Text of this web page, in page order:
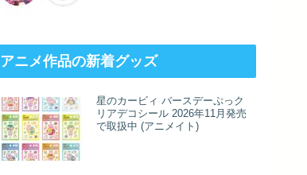
アニメ作品の新着グッズ
星のカービィ バースデーぷっク
リアデコシール 2026年11月発売
で取扱中 (アニメイト)